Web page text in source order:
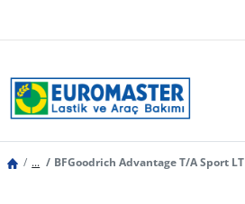
... BFGoodrich Advantage T/A Sport LT